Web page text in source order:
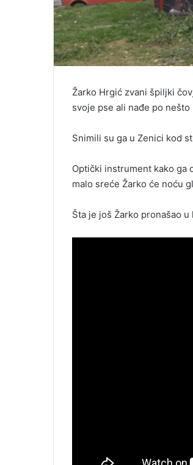
Žarko Hrgić zvani špiljki
svoje pse ali nađe po nešto
Snimili su ga u Zenici kod
Optički instrument kako ga
malo sreće Žarko će noću
Šta je još Žarko pronašao